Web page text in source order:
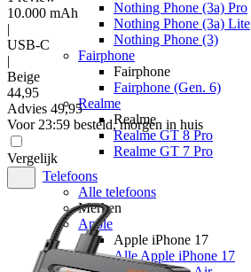
Nothing Phone (3a) Pro
Nothing Phone (3a) Lite
Nothing Phone (3)
Fairphone
Fairphone
Fairphone (Gen. 6)
Realme
Realme
Realme GT 8 Pro
Realme GT 7 Pro
Telefoons
Alle telefoons
Merken
Apple
Apple iPhone 17
Alle Apple iPhone 17
10.000 mAh
|
USB-C
|
Beige
44,95
Advies 49,95
Voor 23:59 besteld, morgen in huis
Vergelijk